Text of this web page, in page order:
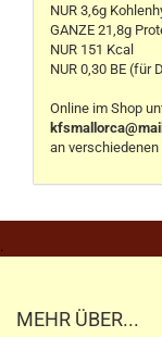
NUR 3,6g
GANZE 21,8g
NUR 151 Kcal
NUR 0,30 BE (für
Online im Shop
an
.
MEHR ÜBER...